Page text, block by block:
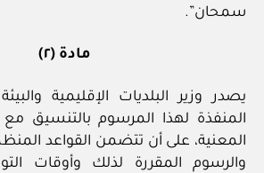
سمحان”.
مادة (٢)
يصدر وزير البلديات الإقليمية
المنفذة لهذا المرسوم بالتنسيق مع
المعنية، على أن تتضمن القواعد
والرسوم المقررة لذلك وأوقات